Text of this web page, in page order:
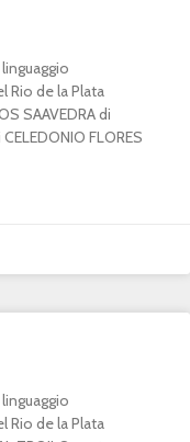
Rio de la Plata
SAAVEDRA di
FLORES
Rio de la Plata